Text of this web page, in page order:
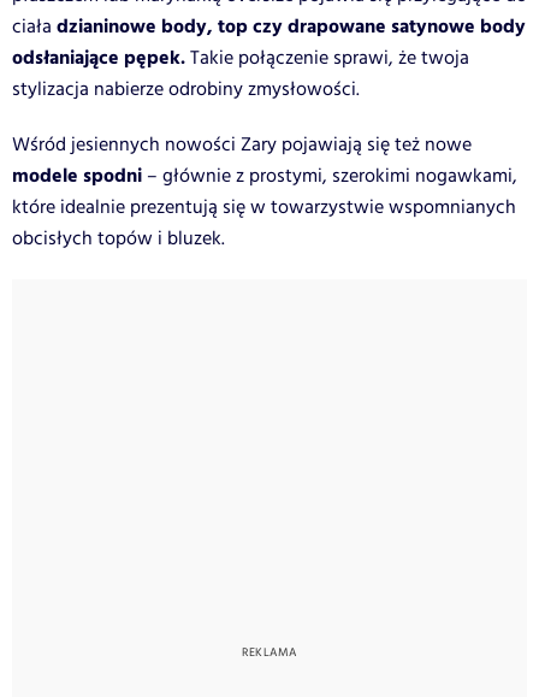
ciała dzianinowe body, top czy drapowane satynowe body
odsłaniające pępek.Takie połączenie sprawi, że twoja
stylizacja nabierze odrobiny zmysłowości.
Wśród jesiennych nowości Zary pojawiają się też nowe
modele spodni – głównie z prostymi, szerokimi nogawkami,
które idealnie prezentują się w towarzystwie wspomnianych
obcisłych topów i bluzek.